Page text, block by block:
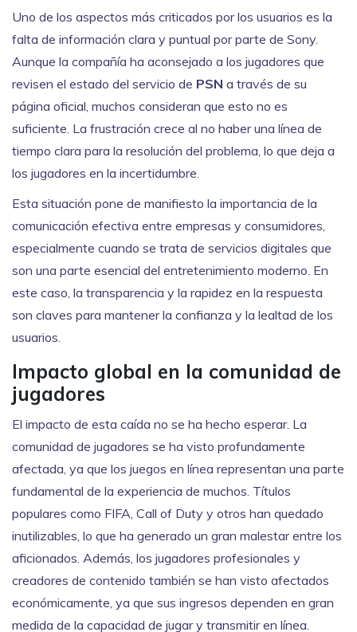
Uno de los aspectos más criticados por los usuarios es la
falta de información clara y puntual por parte de Sony.
Aunque la compañía ha aconsejado a los jugadores que
revisen el estado del servicio de PSN a través de su
página oficial, muchos consideran que esto no es
suficiente. La frustración crece al no haber una línea de
tiempo clara para la resolución del problema, lo que deja a
los jugadores en la incertidumbre.
Esta situación pone de manifiesto la importancia de la
comunicación efectiva entre empresas y consumidores,
especialmente cuando se trata de servicios digitales que
son una parte esencial del entretenimiento moderno. En
este caso, la transparencia y la rapidez en la respuesta
son claves para mantener la confianza y la lealtad de los
usuarios.
Impacto global en la comunidad de
jugadores
El impacto de esta caída no se ha hecho esperar. La
comunidad de jugadores se ha visto profundamente
afectada, ya que los juegos en línea representan una parte
fundamental de la experiencia de muchos. Títulos
populares como FIFA, Call of Duty y otros han quedado
inutilizables, lo que ha generado un gran malestar entre los
aficionados. Además, los jugadores profesionales y
creadores de contenido también se han visto afectados
económicamente, ya que sus ingresos dependen en gran
medida de la capacidad de jugar y transmitir en línea.